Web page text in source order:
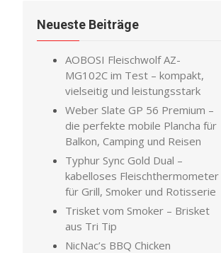
Neueste Beiträge
AOBOSI Fleischwolf AZ-
MG102C im Test – kompakt,
vielseitig und leistungsstark
Weber Slate GP 56 Premium –
die perfekte mobile Plancha für
Balkon, Camping und Reisen
Typhur Sync Gold Dual –
kabelloses Fleischthermometer
für Grill, Smoker und Rotisserie
Trisket vom Smoker – Brisket
aus Tri Tip
NicNac’s BBQ Chicken